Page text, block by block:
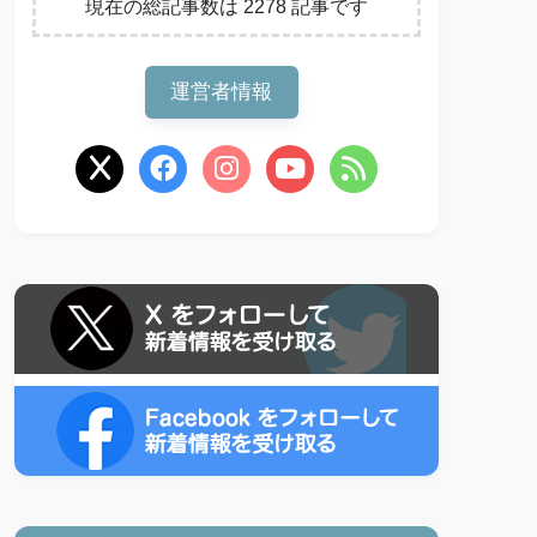
現在の総記事数は 2278 記事です
運営者情報